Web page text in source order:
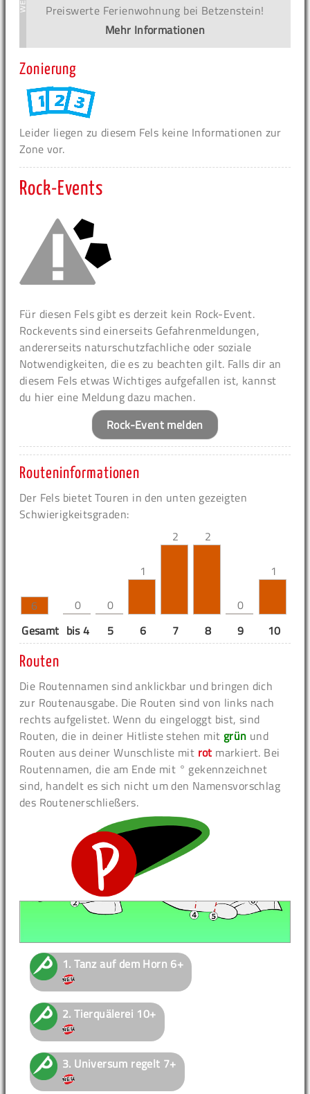
Preiswerte Ferienwohnung bei Betzenstein!
Mehr Informationen
Zonierung
Leider liegen zu diesem Fels keine Informationen zur
Zone vor.
Rock-Events
Für diesen Fels gibt es derzeit kein Rock-Event.
Rockevents sind einerseits Gefahrenmeldungen,
andererseits naturschutzfachliche oder soziale
Notwendigkeiten, die es zu beachten gilt. Falls dir an
diesem Fels etwas Wichtiges aufgefallen ist, kannst
du hier eine Meldung dazu machen.
Rock-Event melden
Routeninformationen
Der Fels bietet Touren in den unten gezeigten
Schwierigkeitsgraden:
6 0 0
1
2 2
0
1
Gesamt bis 4 5 6 7 8 9 10
Routen
Die Routennamen sind anklickbar und bringen dich
zur Routenausgabe. Die Routen sind von links nach
rechts aufgelistet. Wenn du eingeloggt bist, sind
Routen, die in deiner Hitliste stehen mit grün und
Routen aus deiner Wunschliste mit rot markiert. Bei
Routennamen, die am Ende mit ° gekennzeichnet
sind, handelt es sich nicht um den Namensvorschlag
des Routenerschließers.
1.Tanz auf dem Horn 6+
2.Tierquälerei 10+
3. Universum regelt 7+